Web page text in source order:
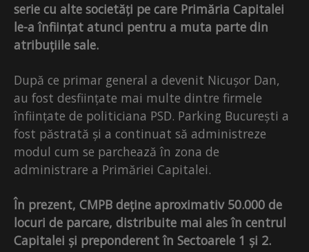
serie cu alte societăți pe care Primăria Capitalei
le-a înființat atunci pentru a muta parte din
atribuțiile sale.
După ce primar general a devenit Nicușor Dan,
au fost desființate mai multe dintre firmele
înființate de politiciana PSD. Parking București a
fost păstrată și a continuat să administreze
modul cum se parchează în zona de
administrare a Primăriei Capitalei.
În prezent, CMPB deține aproximativ 50.000 de
locuri de parcare, distribuite mai ales în centrul
Capitalei și preponderent în Sectoarele 1 și 2.